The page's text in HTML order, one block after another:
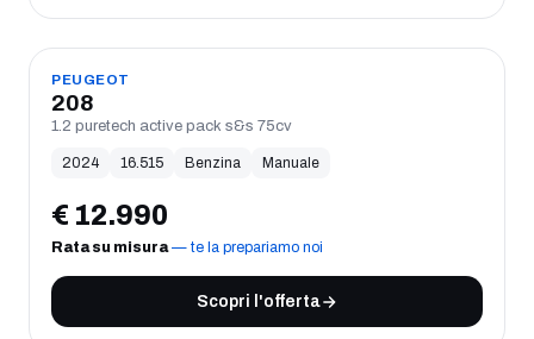
USATO
PEUGEOT
208
1.2 puretech active pack s&s 75cv
2024 16.515 Benzina Manuale
€ 12.990
Rata su misura— te la prepariamo noi
Scopri l'offerta